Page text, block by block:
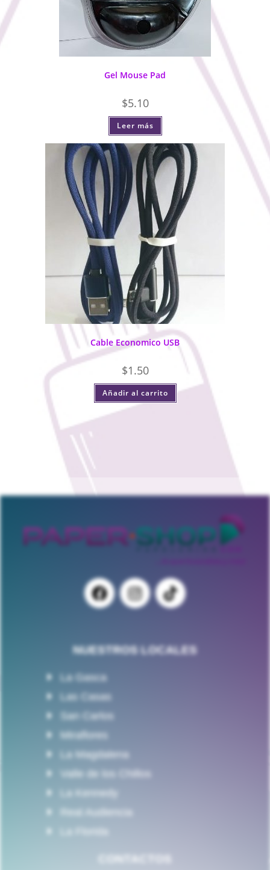
Gel Mouse Pad
$5.10
Leer más
Cable Economico USB
$1.50
Añadir al carrito
NUESTROS LOCALES
La Gasca
Las Casas
San Carlos
Miraflores
La Magdalena
Valle de los Chillos
La Kennedy
Real Audiencia